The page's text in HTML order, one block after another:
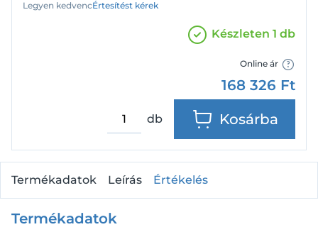
Legyen kedvencÉrtesítést kérek
Készleten 1 db
Online ár
168 326 Ft
db Kosárba
Termékadatok Leírás Értékelés
Termékadatok